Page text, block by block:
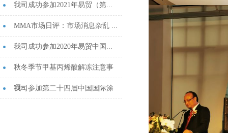
我司成功参加2021年易贸（第...
MMA市场日评：市场消息杂乱 ...
我司成功参加2020年易贸中国...
秋冬季节甲基丙烯酸解冻注意事
项...
我司参加第二十四届中国国际涂